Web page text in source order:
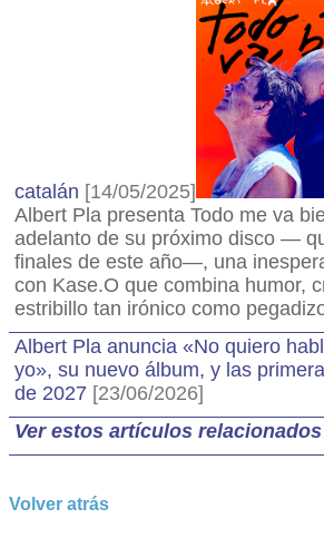
catalán [14/05/2025]
Albert Pla presenta Todo me va
adelanto de su próximo disco —
finales de este año—, una
con Kase.O que combina humor,
estribillo tan irónico como
Albert Pla anuncia «No quiero
yo», su nuevo álbum, y las
de 2027 [23/06/2026]
Ver estos artículos relacionados
Volver atrás